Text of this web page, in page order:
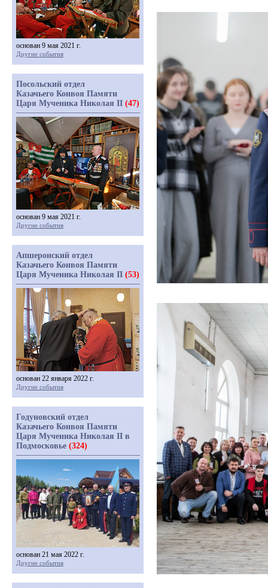
основан 9 мая 2021 г.
Другие события
Посольский отдел
Казачьего Конвоя Памяти
Царя Мученика Николая II (47)
основан 9 мая 2021 г.
Другие события
Апшеронский отдел
Казачьего Конвоя Памяти
Царя Мученика Николая II (53)
основан 22 января 2022 г.
Другие события
Годуновский отдел
Казачьего Конвоя Памяти
Царя Мученика Николая II в
Подмосковье (324)
основан 21 мая 2022 г.
Другие события